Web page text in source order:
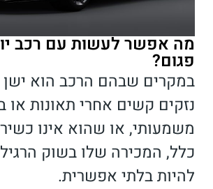
מה אפשר לעשות עם רכב
פגום?
במקרים שבהם הרכב הוא ישן
נזקים קשים אחרי תאונות או
משמעותי, או שהוא אינו
כלל, המכירה שלו בשוק
להיות בלתי אפשרית.